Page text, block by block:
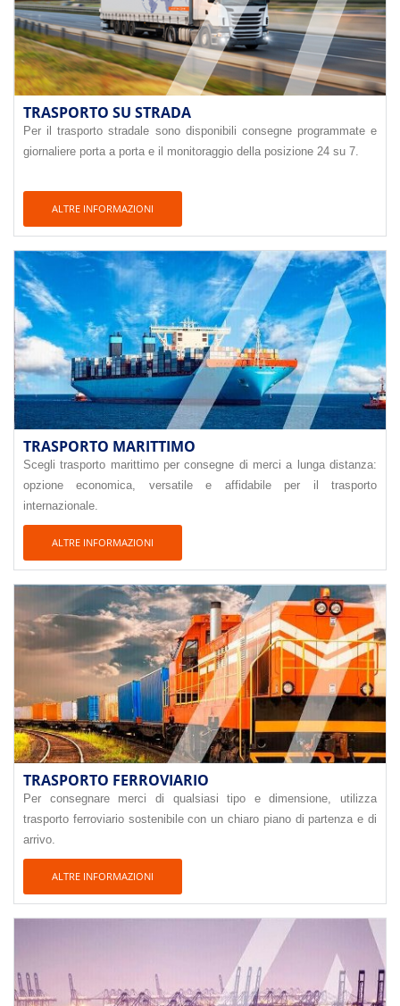
TRASPORTO SU STRADA
Per il trasporto stradale sono disponibili consegne programmate e
giornaliere porta a porta e il monitoraggio della posizione 24 su 7.
ALTRE INFORMAZIONI
TRASPORTO MARITTIMO
Scegli trasporto marittimo per consegne di merci a lunga distanza:
opzione economica, versatile e affidabile per il trasporto
internazionale.
ALTRE INFORMAZIONI
TRASPORTO FERROVIARIO
Per consegnare merci di qualsiasi tipo e dimensione, utilizza
trasporto ferroviario sostenibile con un chiaro piano di partenza e di
arrivo.
ALTRE INFORMAZIONI